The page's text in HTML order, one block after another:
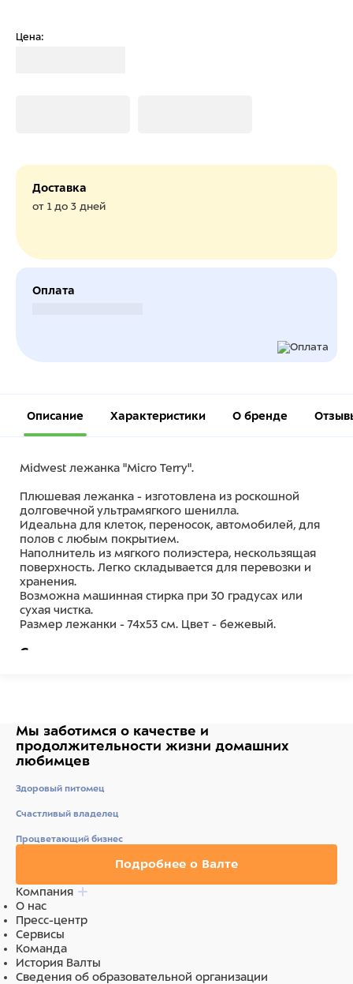
Цена:
Доставка
от 1 до 3 дней
Оплата
Описание Характеристики О бренде
Midwest лежанка "Micro Terry".
Плюшевая лежанка - изготовлена из роскошной
долговечной ультрамягкого шенилла.
Идеальна для клеток, переносок, автомобилей, для
полов с любым покрытием.
Наполнитель из мягкого полиэстера, нескользящая
поверхность. Легко складывается для перевозки и
хранения.
Возможна машинная стирка при 30 градусах или
сухая чистка.
Размер лежанки - 74х53 см. Цвет - бежевый.
Состав
Мы заботимся о качестве и
продолжительности жизни домашних
любимцев
Здоровый питомец
Счастливый владелец
Процветающий бизнес
Подробнее о Валте
Компания
О нас
Пресс-центр
Сервисы
Команда
История Валты
Сведения об образовательной организации